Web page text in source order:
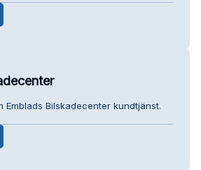
Emblads Bilskadecenter kundtjänst.